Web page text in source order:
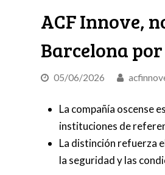
ACF Innove,
Barcelona
05/06/2026
La compañía oscense
instituciones de
La distinción refuerza
la seguridad y las